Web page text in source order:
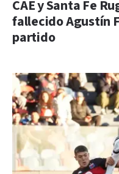
CAE y Santa Fe
fallecido Agustín
partido